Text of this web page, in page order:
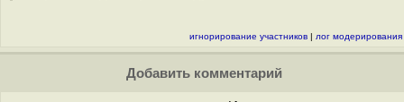
игнорирование участников | лог модерирования
Добавить комментарий